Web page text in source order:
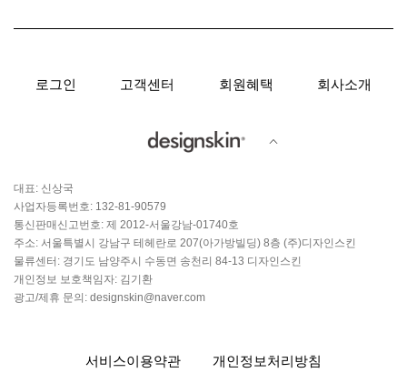
로그인 고객센터 회원혜택 회사소개
대표: 신상국
사업자등록번호: 132-81-90579
통신판매신고번호: 제 2012-서울강남-01740호
주소: 서울특별시 강남구 테헤란로 207(아가방빌딩) 8층 (주)디자인스킨
물류센터: 경기도 남양주시 수동면 송천리 84-13 디자인스킨
개인정보 보호책임자: 김기환
광고/제휴 문의: designskin@naver.com
서비스이용약관 개인정보처리방침